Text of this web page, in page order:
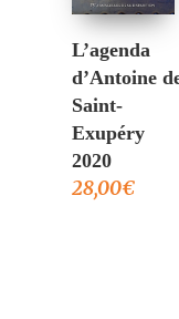
L’agenda
d’Antoine
Saint-
Exupéry
2020
28,00€